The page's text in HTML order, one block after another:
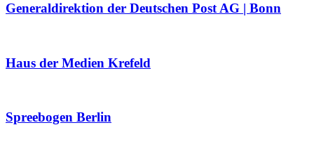
Generaldirektion der Deutschen Post AG | Bonn
Haus der Medien Krefeld
Spreebogen Berlin